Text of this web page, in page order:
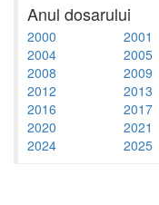
Anul dosarului
2000 2001
2004
2005
2008
2009
2012
2013
2016
2017
2020
2021
2024
2025